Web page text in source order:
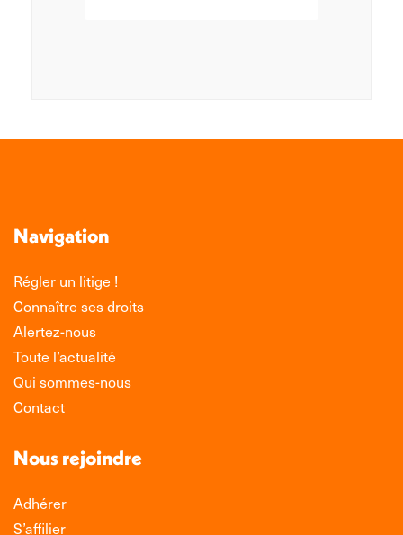
Navigation
Régler un litige !
Connaître ses droits
Alertez-nous
Toute l’actualité
Qui sommes-nous
Contact
Nous rejoindre
Adhérer
S’affilier